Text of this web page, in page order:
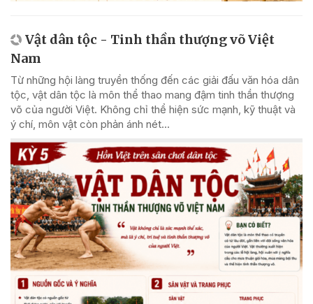
Vật dân tộc - Tinh thần thượng võ Việt
Nam
Từ những hội làng truyền thống đến các giải đấu văn hóa dân
tộc, vật dân tộc là môn thể thao mang đậm tinh thần thượng
võ của người Việt. Không chỉ thể hiện sức mạnh, kỹ thuật và
ý chí, môn vật còn phản ánh nét...